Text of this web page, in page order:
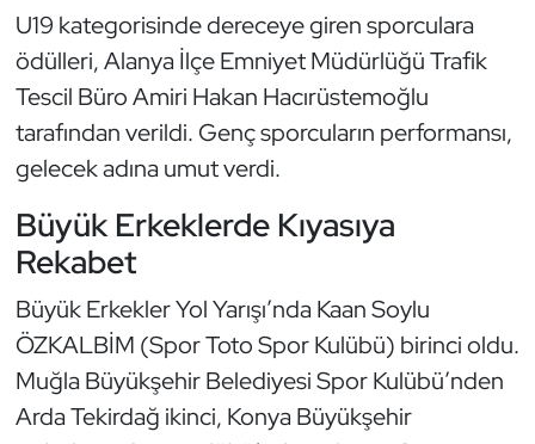
U19 kategorisinde dereceye giren sporculara
ödülleri, Alanya İlçe Emniyet Müdürlüğü Trafik
Tescil Büro Amiri Hakan Hacırüstemoğlu
tarafından verildi. Genç sporcuların performansı,
gelecek adına umut verdi.
Büyük Erkeklerde Kıyasıya
Rekabet
Büyük Erkekler Yol Yarışı’nda Kaan Soylu
ÖZKALBİM (Spor Toto Spor Kulübü) birinci oldu.
Muğla Büyükşehir Belediyesi Spor Kulübü’nden
Arda Tekirdağ ikinci, Konya Büyükşehir
Voleybol
Vücut Geliştirme Fitness
Wushu Kungfu
Yüzme